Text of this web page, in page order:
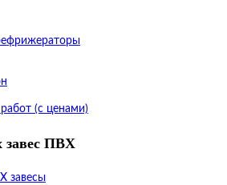
(с ценами)
завес ПВХ
завесы